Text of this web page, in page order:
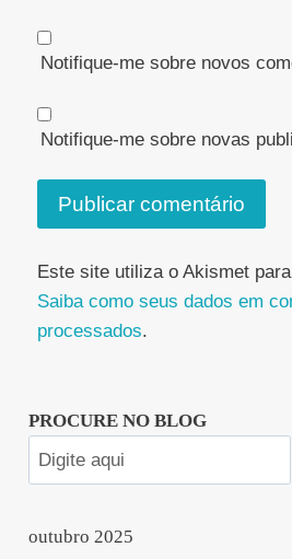
Notifique-me sobre novos
Notifique-me sobre novas
Este site utiliza o Akismet
Saiba como seus dados em
processados.
PROCURE NO BLOG
outubro 2025